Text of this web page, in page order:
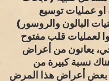
او عمليات توسيع
البالون والروسور)
لعمليات قلب مفتوح
يعانون من أعراض
نسبة كبيرة من
بعض أعراض هذا المرض